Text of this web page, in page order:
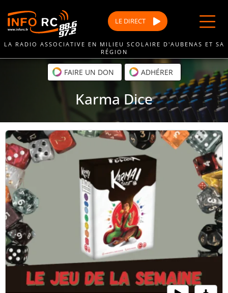
au
contenu
LE DIRECT
LA RADIO ASSOCIATIVE EN MILIEU SCOLAIRE D'AUBENAS ET SA
RÉGION
FAIRE UN DON ADHÉRER
Karma Dice